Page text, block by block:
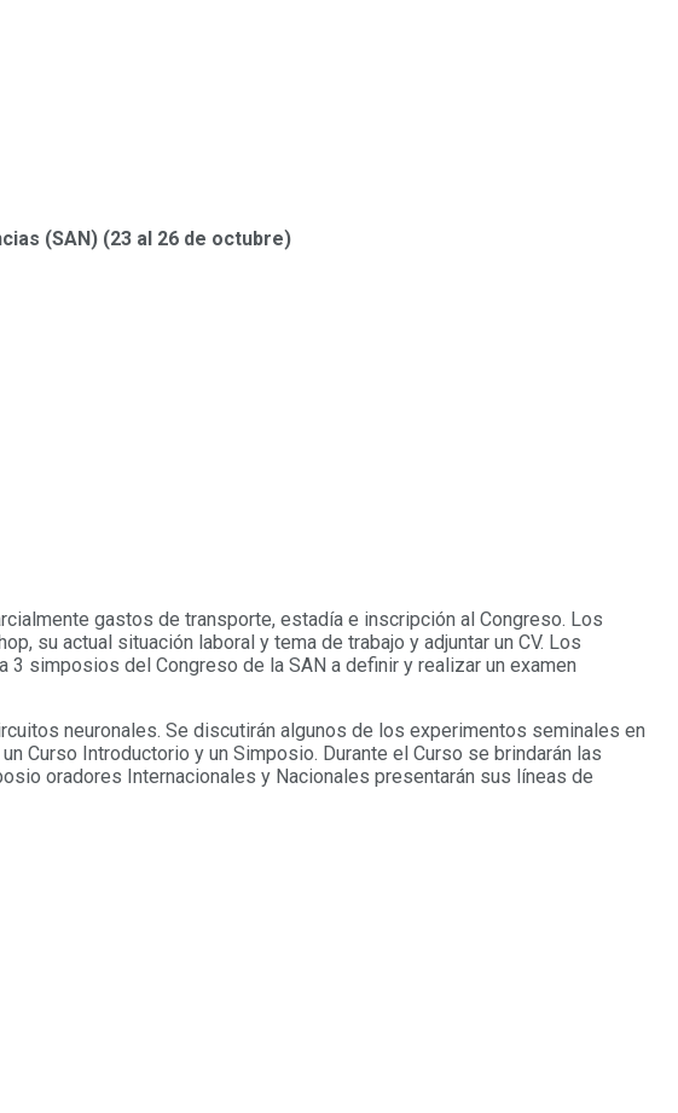
(SAN) (23 al 26 de octubre)
gastos de transporte, estadía e inscripción al Congreso. Los
su actual situación laboral y tema de trabajo y adjuntar un CV. Los
simposios del Congreso de la SAN a definir y realizar un examen
neuronales. Se discutirán algunos de los experimentos seminales en
Curso Introductorio y un Simposio. Durante el Curso se brindarán las
oradores Internacionales y Nacionales presentarán sus líneas de